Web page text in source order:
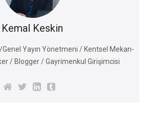
Kemal Keskin
Yayın Yönetmeni / Kentsel Mekan-
/ Blogger / Gayrimenkul Girişimcisi